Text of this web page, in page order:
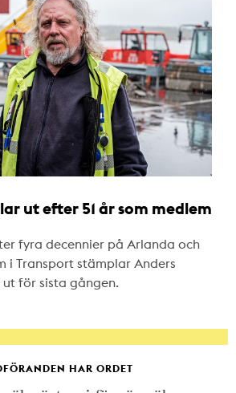
ut efter 51 år som medlem
fyra decennier på Arlanda och
i Transport stämplar Anders
ut för sista gången.
HAR ORDET